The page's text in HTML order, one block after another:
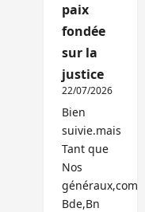
paix
fondée
sur la
justice
22/07/2026
Bien
suivie.mais
Tant que
Nos
généraux,com
Bde,Bn